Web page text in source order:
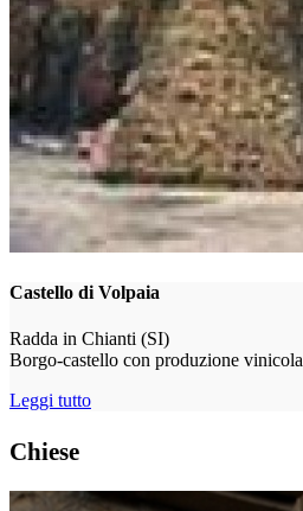
Castello di Volpaia
Radda in Chianti (SI)
Borgo-castello con produzione vinicola
Leggi tutto
Chiese